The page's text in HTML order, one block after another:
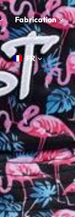
Fabrication
FR